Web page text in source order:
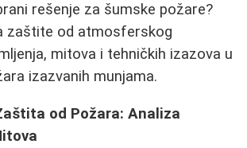
rešenje za šumske požare?
zaštite od atmosferskog
mitova i tehničkih izazova u
izazvanih munjama.
od Požara: Analiza